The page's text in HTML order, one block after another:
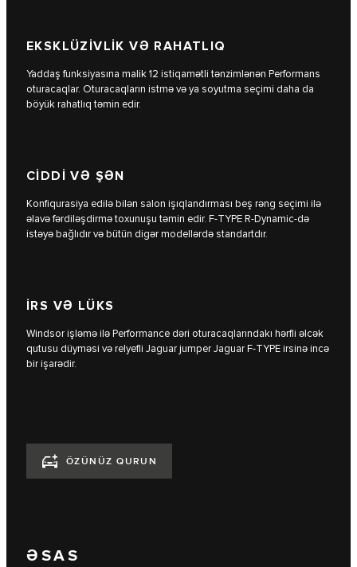
EKSKLÜZİVLİK VƏ RAHATLIQ
Yaddaş funksiyasına malik 12 istiqamətli tənzimlənən Performans
oturacaqlar. Oturacaqların istmə və ya soyutma seçimi daha da
böyük rahatlıq təmin edir.
CİDDİ VƏ ŞƏN
Konfiqurasiya edilə bilən salon işıqlandırması beş rəng seçimi ilə
əlavə fərdiləşdirmə toxunuşu təmin edir. F‑TYPE R‑Dynamic-də
istəyə bağlıdır və bütün digər modellərdə standartdır.
İRS VƏ LÜKS
Windsor işləmə ilə Performance dəri oturacaqlarındakı hərfli əlcək
qutusu düyməsi və relyefli Jaguar jumper Jaguar F-TYPE irsinə incə
bir işarədir.
ÖZÜNÜZ QURUN
ƏSAS